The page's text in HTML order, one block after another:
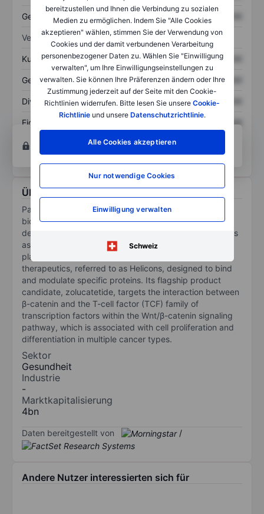
bereitzustellen und Ihnen die Verbindung zu sozialen
Medien zu ermöglichen. Indem Sie "Alle Cookies
akzeptieren" wählen, stimmen Sie der Verwendung von
Cookies und der damit verbundenen Verarbeitung
personenbezogener Daten zu. Wählen Sie "Einwilligung
verwalten", um Ihre Einwilligungseinstellungen zu
verwalten. Sie können Ihre Präferenzen ändern oder Ihre
Zustimmung jederzeit auf der Seite mit den Cookie-
Richtlinien widerrufen. Bitte lesen Sie unsere Cookie-
Richtlinieund unsere Datenschutzrichtlinie.
Alle Cookies akzeptieren
Nur notwendige Cookies
Einwilligung verwalten
Schweiz
Gesamtschulden XXXXXXX
Verhältnisse
Kurs/Umsatz XXXXXXX XXXXXXX
Gewinn je Aktie XXXXXXX XXXXXXX
Dividende je Aktie XXXXXXX XXXXXXX
Eigenkapitalrendite
XXXXXXX
Konto eröffnenum Zugriff auf mehr Diagramm-
und Analyse-Tools zu erhalten.
Über Parabilis Medicines Inc
Parabilis Medicines Inc s a clinical-stage
biopharmaceutical company. It is focused on the
development of medicines targeting protein interactions
associated with human diseases. It uses a proprietary
platform to develop stabilized helical peptide
therapeutics, referred to as Helicons, designed to bind
and modulate specific proteins. Its flagship product
candidate, zolucatetide, targets the interaction between
β-catenin and the T-cell factor (TCF) family of
transcription factors within the Wnt/β-catenin signaling
pathway, which is associated with cell proliferation and
differentiation in multiple cancer types.
Sektor
Gesundheit
Industrie
-
Marktkapitalisierung
4bn
Daten bereitgestellt von /
Andere Nutzer interessierten sich für